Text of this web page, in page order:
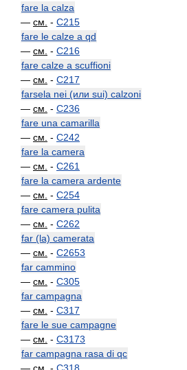
fare la calza
— см. - C215
fare le calze a qd
— см. - C216
fare calze a scuffioni
— см. - C217
farsela nei (или sui) calzoni
— см. - C236
fare una camarilla
— см. - C242
fare la camera
— см. - C261
fare la camera ardente
— см. - C254
fare camera pulita
— см. - C262
far (la) camerata
— см. - C2653
far cammino
— см. - C305
far campagna
— см. - C317
fare le sue campagne
— см. - C3173
far campagna rasa di qc